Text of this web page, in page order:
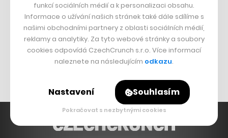
DESIGN
Bomma není tichá
Originální hodinky
Nábytek z betonu
funkcí sociálních médií a k personalizaci obsahu.
Informace o užívání našich stránek také dále sdílíme s
našimi obchodními partnery z oblasti sociálních médií,
reklamy a analytiky. Za tyto webové stránky a soubory
cookies odpovídá CzechCrunch s.r.o. Více informací
naleznete na následujícím odkazu.
Nastavení Souhlasím
Pokračovat s nezbytnými cookies